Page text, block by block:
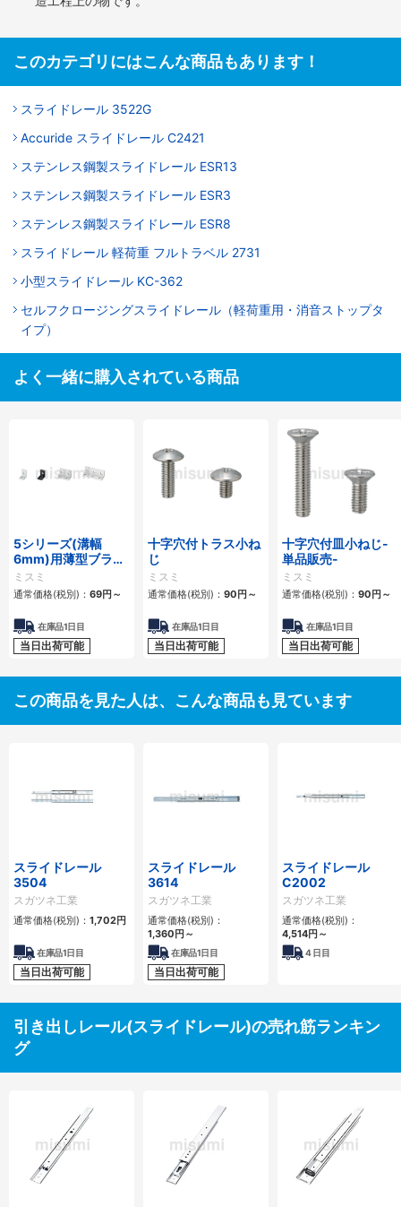
このカテゴリにはこんな商品もあります！
スライドレール 3522G
Accuride スライドレール C2421
ステンレス鋼製スライドレール ESR13
ステンレス鋼製スライドレール ESR3
ステンレス鋼製スライドレール ESR8
スライドレール 軽荷重 フルトラベル 2731
小型スライドレール KC-362
セルフクロージングスライドレール（軽荷重用・消音ストップタ
イプ）
よく一緒に購入されている商品
5シリーズ(溝幅
6mm)用薄型ブラケ
ット
ミスミ
通常価格(税別)： 69円 ～
在庫品1日目
当日出荷可能
十字穴付トラス小ね
じ
ミスミ
通常価格(税別)： 90円 ～
在庫品1日目
当日出荷可能
十字穴付皿小ねじ-
単品販売-
ミスミ
通常価格(税別)： 90円 ～
在庫品1日目
当日出荷可能
この商品を見た人は、こんな商品も見ています
スライドレール
3504
スガツネ工業
通常価格(税別)： 1,702円
在庫品1日目
当日出荷可能
スライドレール
3614
スガツネ工業
通常価格(税別)：
1,360円 ～
在庫品1日目
当日出荷可能
スライドレール
C2002
スガツネ工業
通常価格(税別)：
4,514円 ～
4日目
引き出しレール(スライドレール)の売れ筋ランキン
グ